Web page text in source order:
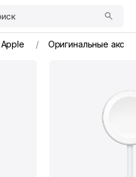
Оригинальные